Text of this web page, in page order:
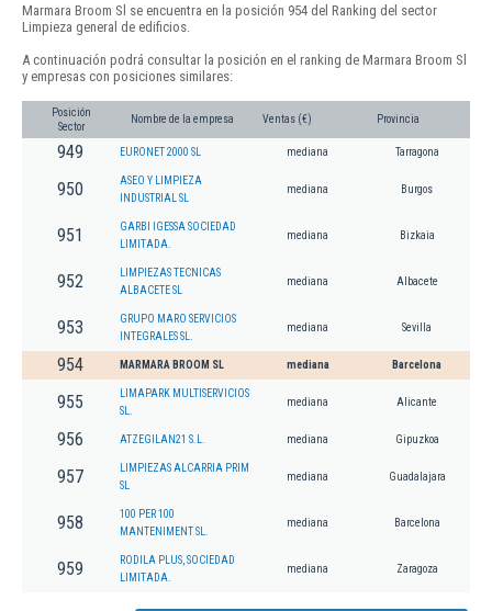
Marmara Broom Sl se encuentra en la posición 954 del Ranking del sector
Limpieza general de edificios.
A continuación podrá consultar la posición en el ranking de Marmara Broom Sl
y empresas con posiciones similares:
Posición
Sector
Nombre de la empresa Ventas (€) Provincia
949 EURONET 2000 SL mediana Tarragona
950
ASEO Y LIMPIEZA
INDUSTRIAL SL
mediana Burgos
951
GARBI IGESSA SOCIEDAD
LIMITADA.
mediana Bizkaia
952
LIMPIEZAS TECNICAS
ALBACETE SL
mediana Albacete
953
GRUPO MARO SERVICIOS
INTEGRALES SL.
mediana Sevilla
954 MARMARA BROOM SL mediana Barcelona
955
LIMAPARK MULTISERVICIOS
SL.
mediana Alicante
956 ATZEGILAN21 S.L. mediana Gipuzkoa
957
LIMPIEZAS ALCARRIA PRIM
SL
mediana Guadalajara
958
100 PER 100
MANTENIMENT SL.
mediana Barcelona
959
RODILA PLUS, SOCIEDAD
LIMITADA.
mediana Zaragoza